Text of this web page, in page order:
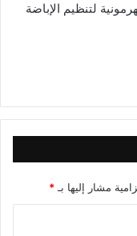
لتنظيم الإباضة
مشار إليها بـ *